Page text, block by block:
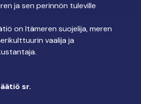
ja sen perinnön tuleville
on Itämeren suojelija, meren
vaalija ja
sr.